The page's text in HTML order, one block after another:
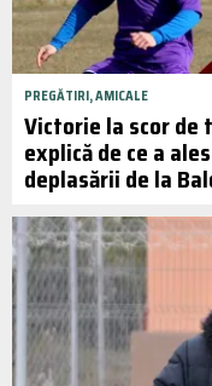
PREGĂTIRI, AMICALE
Victorie la scor de
explică de ce a
deplasării de la